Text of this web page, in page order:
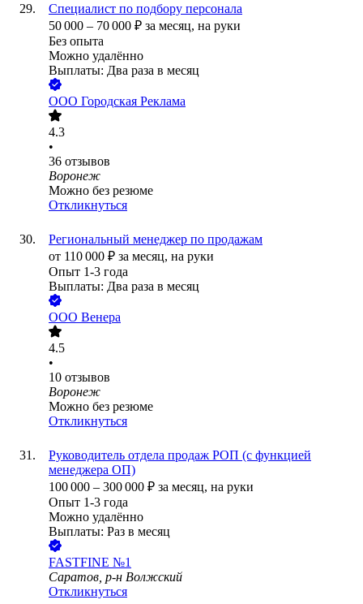
Специалист по подбору персонала
50 000 – 70 000 ₽ за месяц, на руки
Без опыта
Можно удалённо
Выплаты: Два раза в месяц
ООО Городская Реклама
4.3
•
36 отзывов
Воронеж
Можно без резюме
Откликнуться
Региональный менеджер по продажам
от 110 000 ₽ за месяц, на руки
Опыт 1-3 года
Выплаты: Два раза в месяц
ООО Венера
4.5
•
10 отзывов
Воронеж
Можно без резюме
Откликнуться
Руководитель отдела продаж РОП (с функцией
менеджера ОП)
100 000 – 300 000 ₽ за месяц, на руки
Опыт 1-3 года
Можно удалённо
Выплаты: Раз в месяц
FASTFINE №1
Саратов, р-н Волжский
Откликнуться